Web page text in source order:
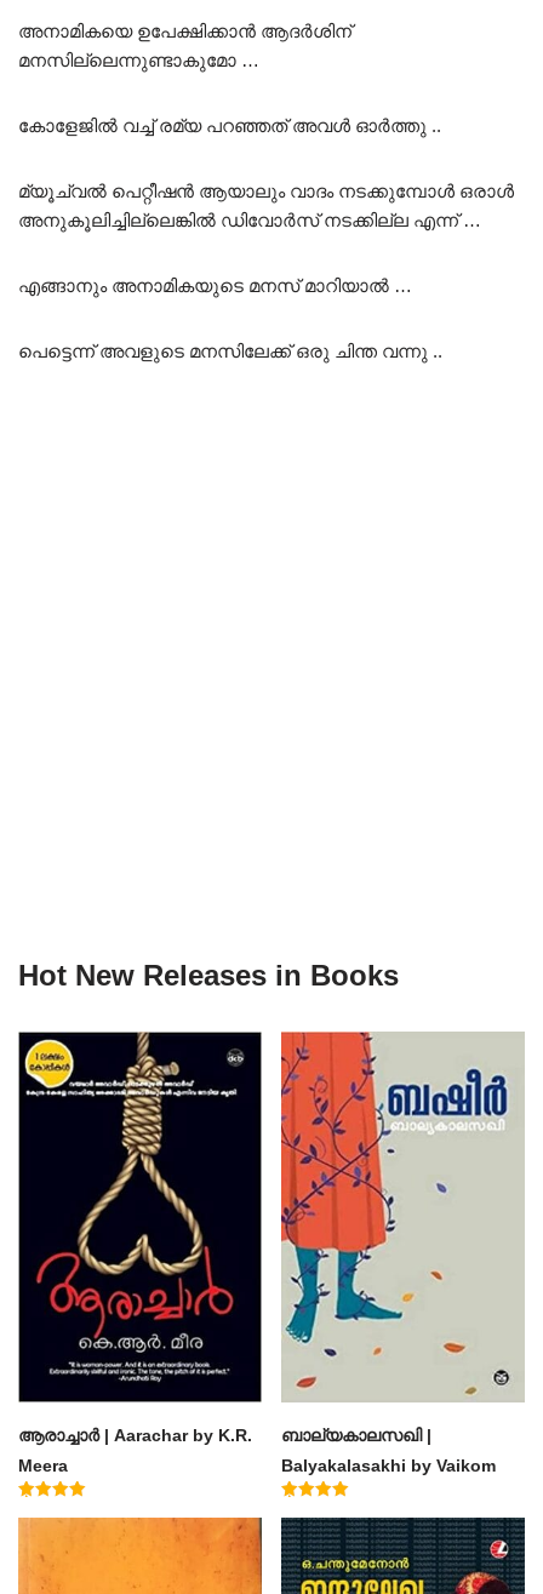
അനാമികയെ ഉപേക്ഷിക്കാൻ ആദർശിന്
മനസില്ലെന്നുണ്ടാകുമോ …
കോളേജിൽ വച്ച് രമ്യ പറഞ്ഞത് അവൾ ഓർത്തു ..
മ്യൂച്വൽ പെറ്റീഷൻ ആയാലും വാദം നടക്കുമ്പോൾ ഒരാൾ
അനുകൂലിച്ചില്ലെങ്കിൽ ഡിവോർസ് നടക്കില്ല എന്ന് …
എങ്ങാനും അനാമികയുടെ മനസ് മാറിയാൽ …
പെട്ടെന്ന് അവളുടെ മനസിലേക്ക് ഒരു ചിന്ത വന്നു ..
Hot New Releases in Books
ആരാച്ചാര്‍ | Aarachar by K.R.
Meera
ബാല്യകാലസഖി |
Balyakalasakhi by Vaikom
Muhammad Basheer
4.60
out of 5